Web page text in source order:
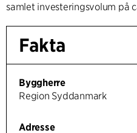
samlet investeringsvolum på
Fakta
Byggherre
Region Syddanmark
Adresse